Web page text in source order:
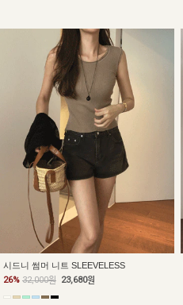
시드니 썸머 니트 SLEEVELESS
26% 32,000원 23,680원